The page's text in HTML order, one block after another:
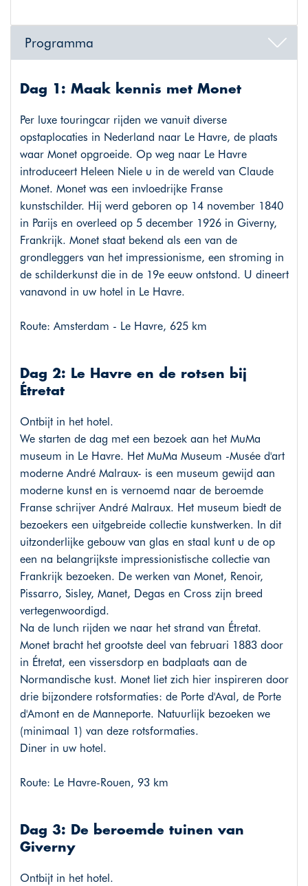
Programma
Dag 1: Maak kennis met Monet
Per luxe touringcar rijden we vanuit diverse
opstaplocaties in Nederland naar Le Havre, de plaats
waar Monet opgroeide. Op weg naar Le Havre
introduceert Heleen Niele u in de wereld van Claude
Monet. Monet was een invloedrijke Franse
kunstschilder. Hij werd geboren op 14 november 1840
in Parijs en overleed op 5 december 1926 in Giverny,
Frankrijk. Monet staat bekend als een van de
grondleggers van het impressionisme, een stroming in
de schilderkunst die in de 19e eeuw ontstond. U dineert
vanavond in uw hotel in Le Havre.
Route: Amsterdam - Le Havre, 625 km
Dag 2: Le Havre en de rotsen bij
Étretat
Ontbijt in het hotel.
We starten de dag met een bezoek aan het MuMa
museum in Le Havre. Het MuMa Museum -Musée d'art
moderne André Malraux- is een museum gewijd aan
moderne kunst en is vernoemd naar de beroemde
Franse schrijver André Malraux. Het museum biedt de
bezoekers een uitgebreide collectie kunstwerken. In dit
uitzonderlijke gebouw van glas en staal kunt u de op
een na belangrijkste impressionistische collectie van
Frankrijk bezoeken. De werken van Monet, Renoir,
Pissarro, Sisley, Manet, Degas en Cross zijn breed
vertegenwoordigd.
Na de lunch rijden we naar het strand van Étretat.
Monet bracht het grootste deel van februari 1883 door
in Étretat, een vissersdorp en badplaats aan de
Normandische kust. Monet liet zich hier inspireren door
drie bijzondere rotsformaties: de Porte d'Aval, de Porte
d'Amont en de Manneporte. Natuurlijk bezoeken we
(minimaal 1) van deze rotsformaties.
Diner in uw hotel.
Route: Le Havre-Rouen, 93 km
Dag 3: De beroemde tuinen van
Giverny
Ontbijt in het hotel.